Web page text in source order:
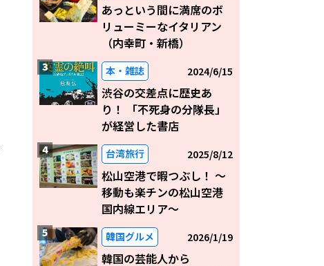
あっという間に満席のボ
リューミーなイタリアン
（内幸町・新橋）
本・雑誌 2024/6/15
渋谷の交差点に歴史あ
り！ 「不死身の分隊長」
が経営した書店
台湾旅行 2025/8/12
松山空港で暇つぶし！ 〜
移動も楽チンの松山空港
国内線エリア～
韓国グルメ 2026/1/19
韓国の芸能人から